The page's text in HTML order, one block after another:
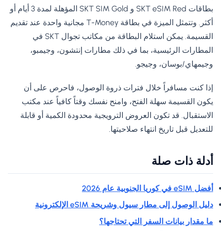
بطاقات SKT eSIM Red و SKT SIM Gold المؤهلة لمدة 3 أيام أو
أكثر. وتتمثل الميزة في بطاقة T-Money مجانية واحدة عند تقديم
القسيمة. يمكن استلام البطاقة من مكاتب تجوال SKT في
المطارات الرئيسية، بما في ذلك مطارات إنتشون، وجيمبو،
وجيمهاي/بوسان، وجيجو.
إذا كنت مسافراً خلال فترات ذروة الوصول، فاحرص على أن
يكون القسيمة سهلة الفتح، وامنح نفسك وقتاً كافياً عند مكتب
الاستقبال. قد تكون العروض الترويجية محدودة الكمية أو قابلة
للتعديل قبل تاريخ انتهاء صلاحيتها.
أدلة ذات صلة
أفضل eSIM في كوريا الجنوبية عام 2026
دليل الوصول إلى مطار سيول وشريحة eSIM الإلكترونية
ما مقدار بيانات السفر التي تحتاجها؟